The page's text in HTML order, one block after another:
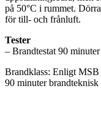
på 50°C i rummet.
för till- och frånluft.
Tester
– Brandtestat 90
Brandklass: Enligt MSB
90 minuter